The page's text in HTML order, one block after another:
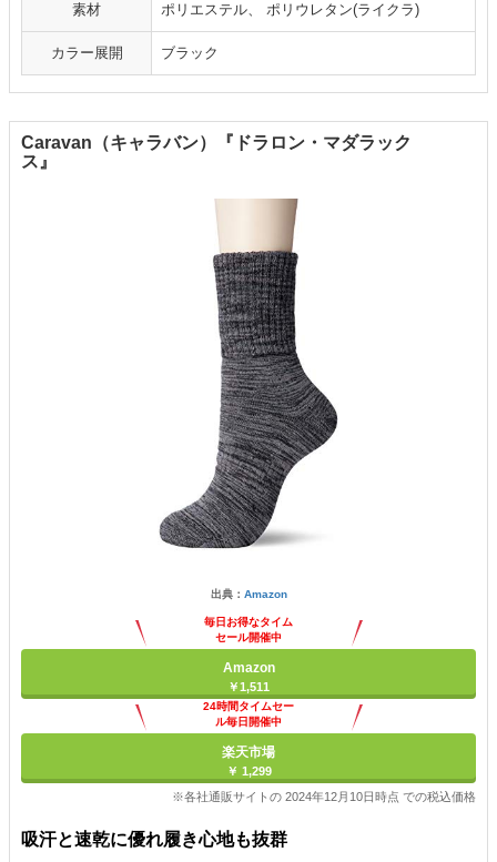
素材 ポリエステル、 ポリウレタン(ライクラ)
カラー展開 ブラック
Caravan（キャラバン）『ドラロン・マダラック
ス』
出典： Amazon
毎日お得なタイム
セール開催中
Amazon
￥1,511
24時間タイムセー
ル毎日開催中
楽天市場
￥ 1,299
※各社通販サイトの 2024年12月10日時点 での税込価格
吸汗と速乾に優れ履き心地も抜群